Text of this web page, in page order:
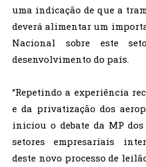
uma indicação de que a
deverá alimentar um
Nacional sobre este
desenvolvimento do país.
“Repetindo a experiência
e da privatização dos
iniciou o debate da MP
setores empresariais
deste novo processo de